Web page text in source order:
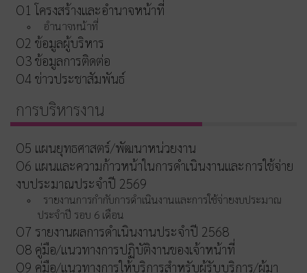
O1 โครงสร้างและอำนาจหน้าที่
อำนาจหน้าที่
O2 ข้อมูลผู้บริหาร
O3 ข้อมูลการติดต่อ
O4 ข่าวประชาสัมพันธ์
การบริหารงาน
O5 แผนยุทธศาสตร์/พัฒนาหน่วยงาน
O6 แผนและความก้าวหน้าในการดำเนินงานและการใช้จ่าย
งบประมาณประจำปี 2569
รายงานการกำกับการดำเนินงานและการใช้จ่ายงบประมาณ
ประจำปี รอบ 6 เดือน
O7 รายงานผลการดำเนินงานประจำปี 2568
O8 คู่มือ/แนวทางการปฏิบัติงานของเจ้าหน้าที่
O9 คู่มือ/แนวทางการให้บริการสำหรับผู้รับบริการ/ผู้มา